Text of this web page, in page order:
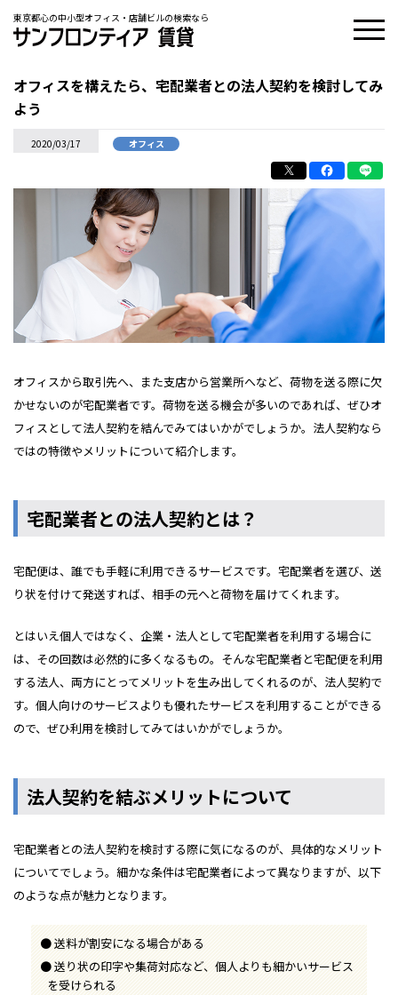
東京都心の中小型オフィス・店舗ビルの検索なら
オフィスを構えたら、宅配業者との法人契約を検討してみ
よう
2020/03/17 オフィス
オフィスから取引先へ、また支店から営業所へなど、荷物を送る際に欠
かせないのが宅配業者です。荷物を送る機会が多いのであれば、ぜひオ
フィスとして法人契約を結んでみてはいかがでしょうか。法人契約なら
ではの特徴やメリットについて紹介します。
宅配業者との法人契約とは？
宅配便は、誰でも手軽に利用できるサービスです。宅配業者を選び、送
り状を付けて発送すれば、相手の元へと荷物を届けてくれます。
とはいえ個人ではなく、企業・法人として宅配業者を利用する場合に
は、その回数は必然的に多くなるもの。そんな宅配業者と宅配便を利用
する法人、両方にとってメリットを生み出してくれるのが、法人契約で
す。個人向けのサービスよりも優れたサービスを利用することができる
ので、ぜひ利用を検討してみてはいかがでしょうか。
法人契約を結ぶメリットについて
宅配業者との法人契約を検討する際に気になるのが、具体的なメリット
についてでしょう。細かな条件は宅配業者によって異なりますが、以下
のような点が魅力となります。
送料が割安になる場合がある
送り状の印字や集荷対応など、個人よりも細かいサービス
を受けられる